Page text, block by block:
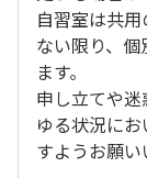
自習室は共
ない限り、
ます。
申し立てや
ゆる状況に
すようお願い